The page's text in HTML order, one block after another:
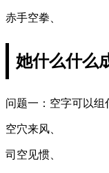
赤手空拳、
她什么什么
问题一：空字可以组
空穴来风、
司空见惯、